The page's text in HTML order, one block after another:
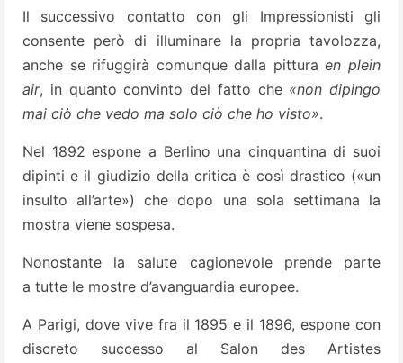
Il successivo contatto con gli Impressionisti gli
consente però di illuminare la propria tavolozza,
anche se rifuggirà comunque dalla pitturaen plein
air, in quanto convinto del fatto che «non dipingo
mai ciò che vedo ma solo ciò che ho visto».
Nel 1892 espone a Berlino una cinquantina di suoi
dipinti e il giudizio della critica è così drastico («un
insulto all’arte») che dopo una sola settimana la
mostra viene sospesa.
Nonostante la salute cagionevole prende parte
a tutte le mostre d’avanguardia europee.
A Parigi, dove vive fra il 1895 e il 1896, espone con
discreto successo al Salon des Artistes